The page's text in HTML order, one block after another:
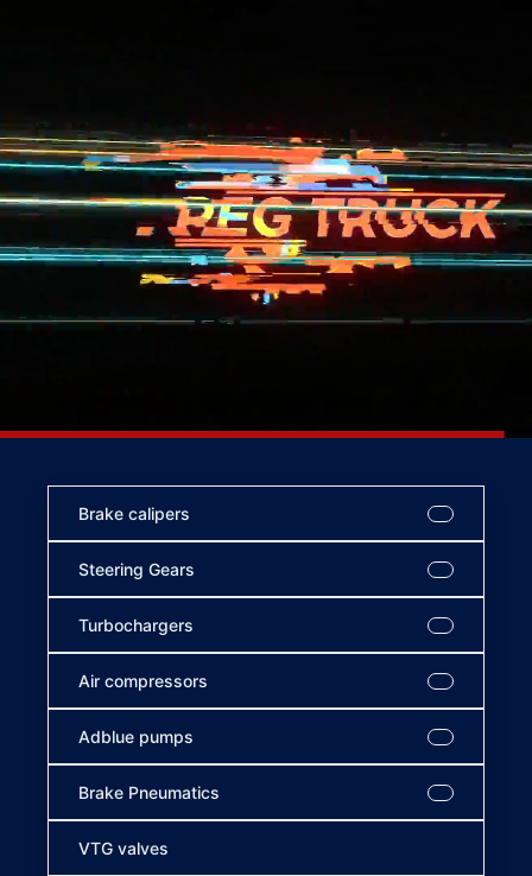
Brake calipers
Steering Gears
Turbochargers
Air compressors
Adblue pumps
Brake Pneumatics
VTG valves